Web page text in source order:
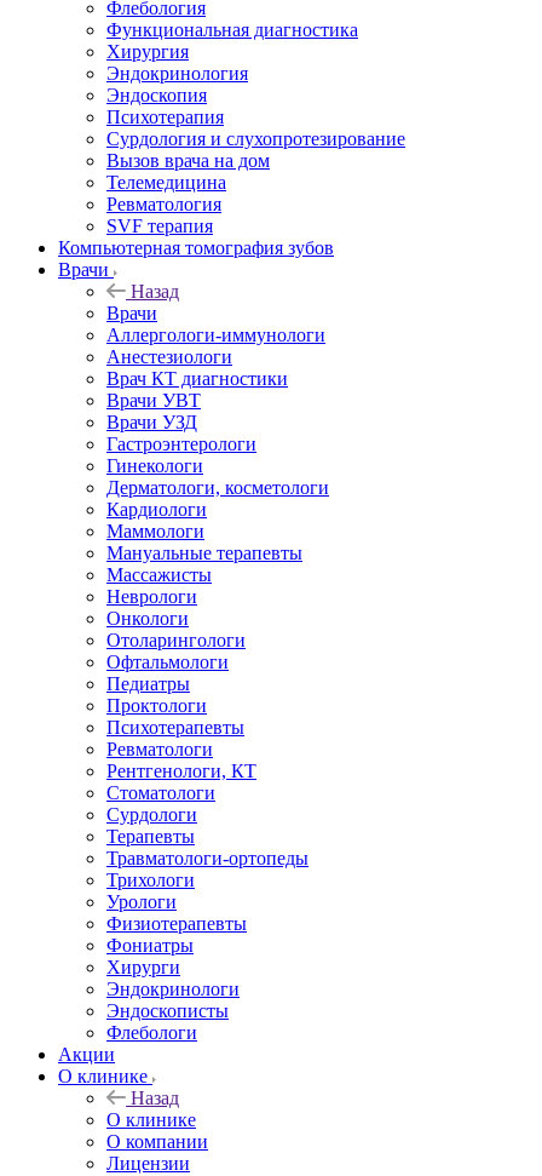
Флебология
Функциональная диагностика
Хирургия
Эндокринология
Эндоскопия
Психотерапия
Сурдология и слухопротезирование
Вызов врача на дом
Телемедицина
Ревматология
SVF терапия
Компьютерная томография зубов
Врачи
Назад
Врачи
Аллергологи-иммунологи
Анестезиологи
Врач КТ диагностики
Врачи УВТ
Врачи УЗД
Гастроэнтерологи
Гинекологи
Дерматологи, косметологи
Кардиологи
Маммологи
Мануальные терапевты
Массажисты
Неврологи
Онкологи
Отоларингологи
Офтальмологи
Педиатры
Проктологи
Психотерапевты
Ревматологи
Рентгенологи, КТ
Стоматологи
Сурдологи
Терапевты
Травматологи-ортопеды
Трихологи
Урологи
Физиотерапевты
Фониатры
Хирурги
Эндокринологи
Эндоскописты
Флебологи
Акции
О клинике
Назад
О клинике
О компании
Лицензии